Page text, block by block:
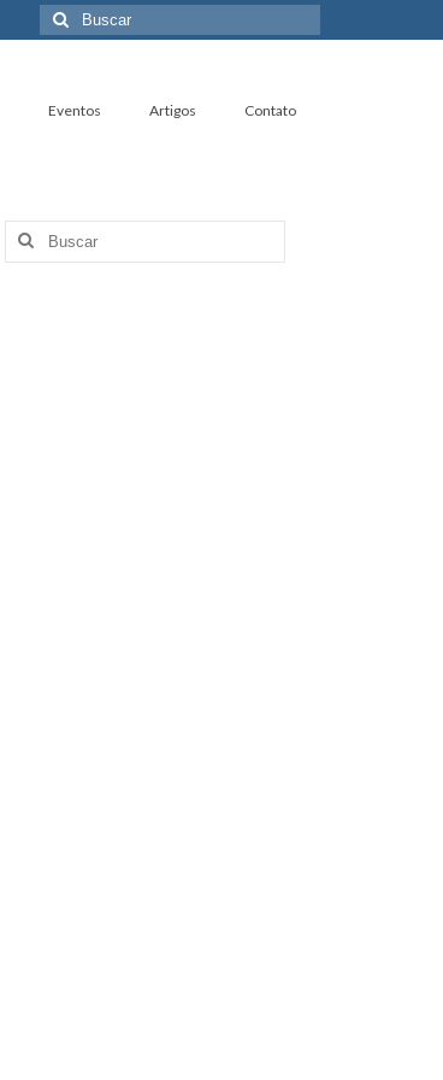
Buscar
por:
Eventos Artigos Contato
Buscar